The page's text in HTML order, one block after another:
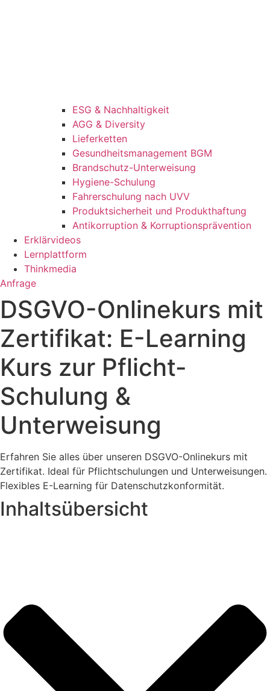
ESG & Nachhaltigkeit
AGG & Diversity
Lieferketten
Gesundheitsmanagement BGM
Brandschutz-Unterweisung
Hygiene-Schulung
Fahrerschulung nach UVV
Produktsicherheit und Produkthaftung
Antikorruption & Korruptionsprävention
Erklärvideos
Lernplattform
Thinkmedia
Anfrage
DSGVO-Onlinekurs mit
Zertifikat: E-Learning
Kurs zur Pflicht-
Schulung &
Unterweisung
Erfahren Sie alles über unseren DSGVO-Onlinekurs mit
Zertifikat. Ideal für Pflichtschulungen und Unterweisungen.
Flexibles E-Learning für Datenschutzkonformität.
Inhaltsübersicht